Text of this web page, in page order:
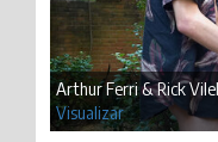
Arthur Ferri & Rick
Visualizar